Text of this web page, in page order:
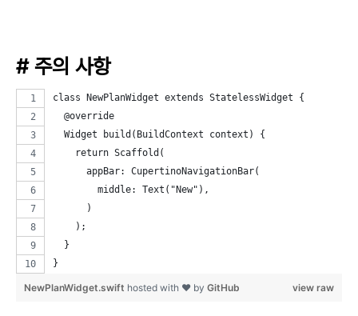
# 주의 사항
class NewPlanWidget extends StatelessWidget {
  @override
  Widget build(BuildContext context) {
    return Scaffold(
      appBar: CupertinoNavigationBar(
        middle: Text("New"),
      )
    );
  }
}
view raw
NewPlanWidget.swift hosted with ❤ by GitHub